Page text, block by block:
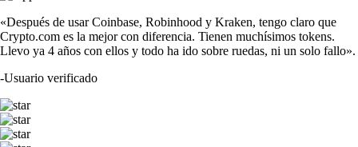
«Después de usar Coinbase, Robinhood y Kraken, tengo claro que
Crypto.com es la mejor con diferencia. Tienen muchísimos tokens.
Llevo ya 4 años con ellos y todo ha ido sobre ruedas, ni un solo fallo».
-Usuario verificado